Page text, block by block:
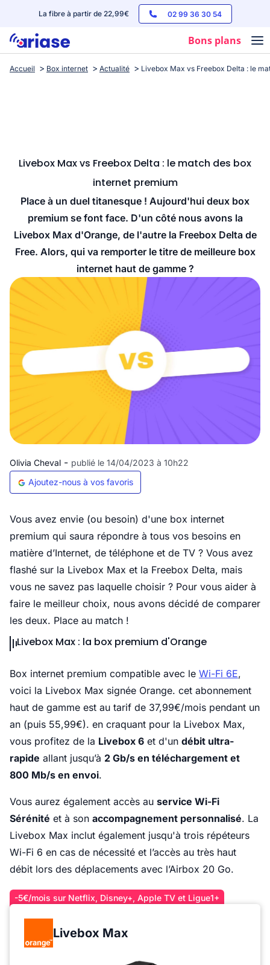
La fibre à partir de 22,99€ 02 99 36 30 54
Bons plans
Box internet
Streaming
Accueil Box internet Actualité Livebox Max vs Freebox Delta : le
Livebox Max vs Freebox Delta : le match des box
internet premium
Place à un duel titanesque ! Aujourd'hui deux box
premium se font face. D'un côté nous avons la
Livebox Max d'Orange, de l'autre la Freebox Delta de
Free. Alors, qui va remporter le titre de meilleure box
internet haut de gamme ?
Olivia Cheval - publié le 14/04/2023 à 10h22
Ajoutez-nous à vos favoris
Vous avez envie (ou besoin) d'une box internet
premium qui saura répondre à tous vos besoins en
matière d’Internet, de téléphone et de TV ? Vous avez
flashé sur la Livebox Max et la Freebox Delta, mais
vous ne savez pas laquelle choisir ? Pour vous aider à
faire le meilleur choix, nous avons décidé de comparer
les deux. Place au match !
Livebox Max : la box premium d'Orange
Box internet premium compatible avec le Wi-Fi 6E,
voici la Livebox Max signée Orange. cet abonnement
haut de gamme est au tarif de 37,99€/mois pendant un
an (puis 55,99€). en craquant pour la Livebox Max,
vous profitez de la Livebox 6 et d'un débit ultra-
rapide allant jusqu’à 2 Gb/s en téléchargement et
800 Mb/s en envoi.
Vous aurez également accès au service Wi-Fi
Sérénité et à son accompagnement personnalisé. La
Livebox Max inclut également jusqu'à trois répéteurs
Wi-Fi 6 en cas de nécessité et l’accès au très haut
débit lors des déplacements avec l’Airbox 20 Go.
-5€/mois sur Netflix, Disney+, Apple TV et Ligue1+
Livebox Max